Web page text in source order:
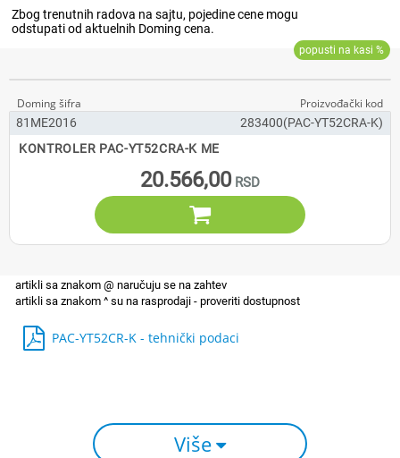
81ME2016
283400(PAC-YT52CRA-K)
KONTROLER PAC-YT52CRA-K ME
20.566,00

PAC-YT52CR-K - tehnički podaci
Više